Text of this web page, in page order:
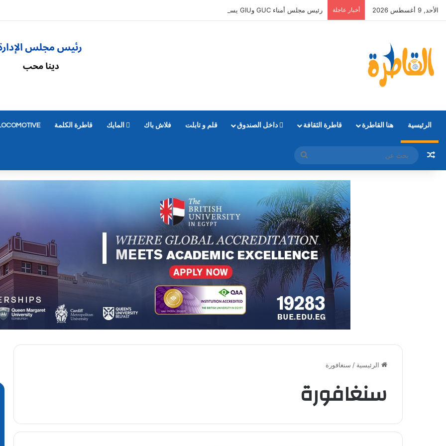
الأحد, 9 أغسطس 2026 أخبار عاجلة رئيس مجلس أمناء GUC وGIU يستقبل أوائل الثانوية العامة الحاصلين على منح دراسية كاملة
الرئيسية هنا القاطرة قاطرة الثقافة داخل الصندوق قلم و تابلت فلاش باك المايك قاطرة الكلمة
مقال عشوائي
بحث
عن
الرئيسية / سنغافورة
سنغافورة